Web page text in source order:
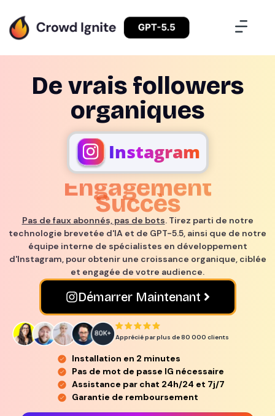
De vrais followers
organiques
Instagram
Succès
Vues
Pas de faux abonnés, pas de bots. Tirez parti de notre
technologie brevetée d'IA et de GPT-5.5, ainsi que de notre
équipe interne de spécialistes en développement
d'Instagram, pour obtenir une croissance organique, ciblée
et engagée de votre audience.
Démarrer Maintenant
Installation en 2 minutes
Pas de mot de passe IG nécessaire
Assistance par chat 24h/24 et 7j/7
Garantie de remboursement
Apprécié par plus de 80 000 clients